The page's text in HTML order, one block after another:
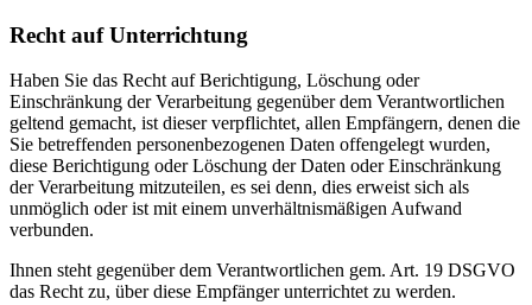
Recht auf Unterrichtung
Haben Sie das Recht auf Berichtigung, Löschung oder
Einschränkung der Verarbeitung gegenüber dem Verantwortlichen
geltend gemacht, ist dieser verpflichtet, allen Empfängern, denen die
Sie betreffenden personenbezogenen Daten offengelegt wurden,
diese Berichtigung oder Löschung der Daten oder Einschränkung
der Verarbeitung mitzuteilen, es sei denn, dies erweist sich als
unmöglich oder ist mit einem unverhältnismäßigen Aufwand
verbunden.
Ihnen steht gegenüber dem Verantwortlichen gem. Art. 19 DSGVO
das Recht zu, über diese Empfänger unterrichtet zu werden.